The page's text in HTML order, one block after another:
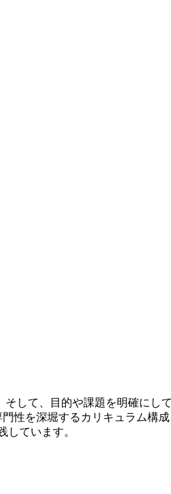
して、目的や課題を明確に
性を深堀するカリキュラム構
しています。